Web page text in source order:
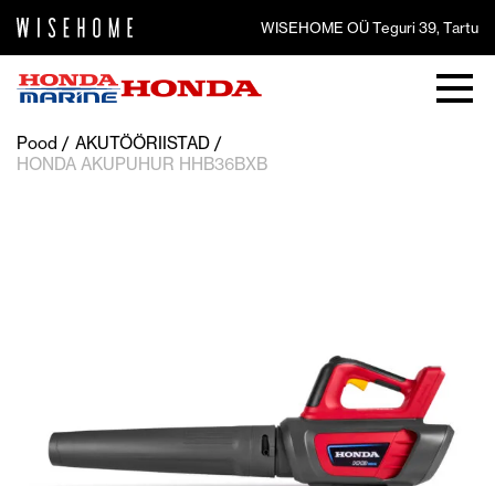
WISEHOME OÜ Teguri 39, Tartu
Pood
AKUTÖÖRIISTAD
HONDA AKUPUHUR HHB36BXB